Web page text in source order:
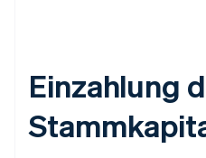
Einzahlung